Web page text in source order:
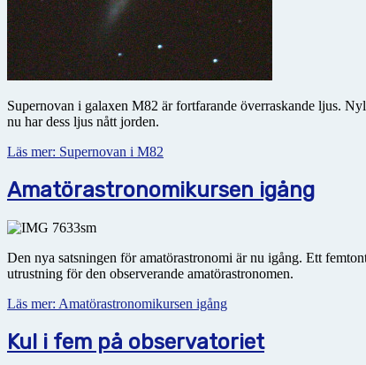
Supernovan i galaxen M82 är fortfarande överraskande ljus.
nu har dess ljus nått jorden.
Läs mer: Supernovan i M82
Amatörastronomikursen igång
Den nya satsningen för amatörastronomi är nu igång. Ett
utrustning för den observerande amatörastronomen.
Läs mer: Amatörastronomikursen igång
Kul i fem på observatoriet